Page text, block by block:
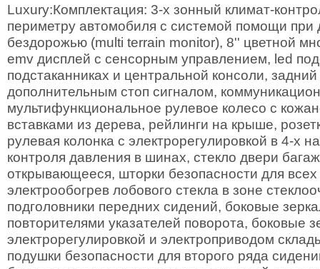
Luxury:Комплектация: 3-х зонный климат-
периметру автомобиля с системой помощи при
бездорожью (multi terrain monitor), 8'' цветной
emv дисплей с сенсорным управлением, led
подстаканниках и центральной консоли,
дополнительным стоп сигналом,
мультифункциональное рулевое колесо с
вставками из дерева, рейлинги на крыше,
рулевая колонка с электрорегулировкой в 4-х
контроля давления в шинах, стекло двери
открывающееся, шторки безопасности для
электрообогрев лобового стекла в зоне
подголовники передних сидений, боковые
повторителями указателей поворота, боковые
электрорегулировкой и электроприводом
подушки безопасности для второго ряда